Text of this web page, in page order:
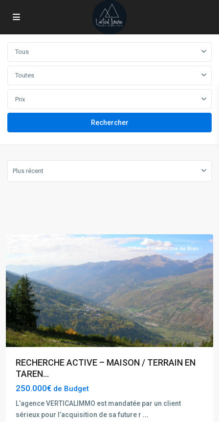
Tous
Toutes
Prix
Plus récent
Recherche de Bien
RECHERCHE ACTIVE – MAISON / TERRAIN EN
TAREN...
250.000€ de Budget
L’agence VERTICALIMMO est mandatée par un client
sérieux pour l’acquisition de sa future r ...
Rhône
Alpes